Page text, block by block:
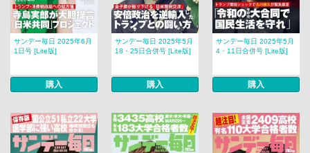
サンデー毎日 2025年6月
1日号 [Lite版]
購入
サンデー毎日 2025年5月
18・25日合併号 [Lite版]
購入
サンデー毎日 2025年5月
4・11日合併号 [Lite版]
購入